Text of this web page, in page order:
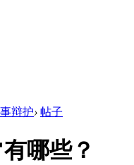
辩护› 帖子
哪些？